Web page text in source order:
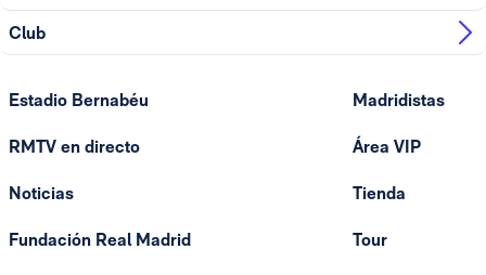
Club
Estadio Bernabéu
RMTV en directo
Noticias
Fundación Real Madrid
Madridistas
Área VIP
Tienda
Tour